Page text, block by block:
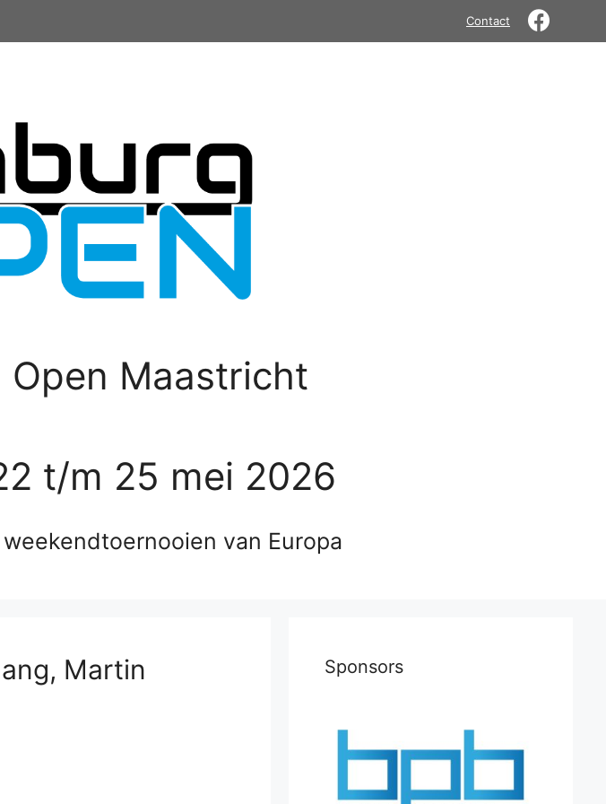
Contact
Open Maastricht
t/m 25 mei 2026
van Europa
Martin Sponsors